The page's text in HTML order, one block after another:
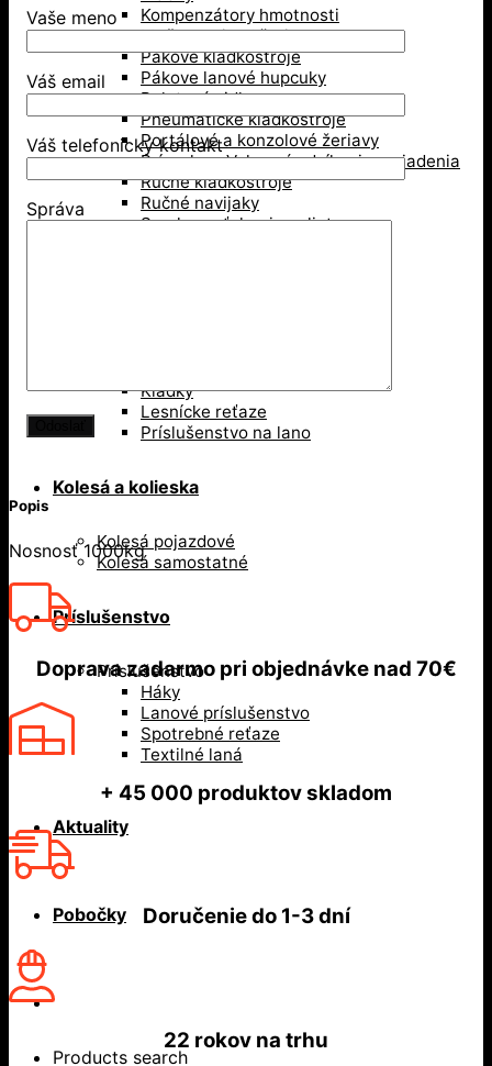
Kompenzátory hmotnosti
Mačka, pojazd žeriava
Pákové kladkostroje
Pákove lanové hupcuky
Paletové vidly
Pneumatické kladkostroje
Portálové a konzolové žeriavy
Prísavky a Vakuové zdvíhacie zariadenia
Ručné kladkostroje
Ručné navijaky
Svorky na ťahanie paliet
Kladky
Lesnícke reťaze
Príslušenstvo na lano
Kolesá a kolieska
Kolesá pojazdové
Kolesá samostatné
Príslušenstvo
Príslušenstvo
Háky
Lanové príslušenstvo
Spotrebné reťaze
Textilné laná
Aktuality
Pobočky
Products search
Vaše meno
Váš email
Váš telefonický kontakt
Správa
Popis
Nosnosť 1000kg
Doprava zadarmo pri objednávke nad 70€
+ 45 000 produktov skladom
Doručenie do1-3 dní
22 rokov na trhu